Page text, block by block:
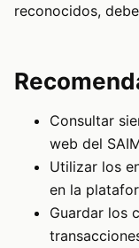
reconocidos,
Consultar
web del
Utilizar los
en la
Guardar los